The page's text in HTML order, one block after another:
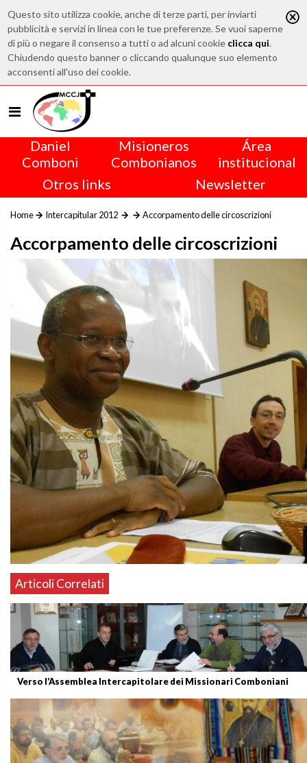
Questo sito utilizza cookie, anche di terze parti, per inviarti
pubblicità e servizi in linea con le tue preferenze. Se vuoi saperne
di più o negare il consenso a tutti o ad alcuni cookie clicca qui.
Chiudendo questo banner o cliccando qualunque suo elemento
acconsenti all'uso dei cookie.
Daniel
Comboni
Misioneros
Combonianos
Área
institucional
Otros links
Newsletter
Home Intercapitular 2012 Accorpamento delle circoscrizioni
Accorpamento delle circoscrizioni
Articoli Correlati
Verso l’Assemblea Intercapitolare dei Missionari Comboniani